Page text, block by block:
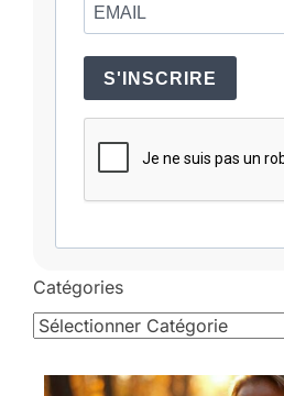
S'INSCRIRE
Catégories